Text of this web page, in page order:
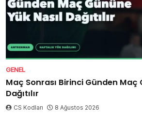
GENEL
Maç Sonrası Birinci Günden Maç
Dağıtılır
CS Kodları 8 Ağustos 2026